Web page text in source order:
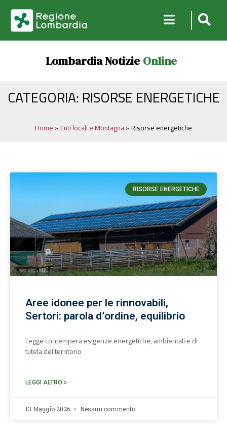
Lombardia Notizie Online
CATEGORIA: RISORSE ENERGETICHE
Home » Enti locali e Montagna » Risorse energetiche
RISORSE ENERGETICHE
Aree idonee per le rinnovabili,
Sertori: parola d’ordine, equilibrio
Legge contempera esigenze energetiche, ambientali e di
tutela del territorio
LEGGI ALTRO »
13 Maggio 2026 Nessun commento